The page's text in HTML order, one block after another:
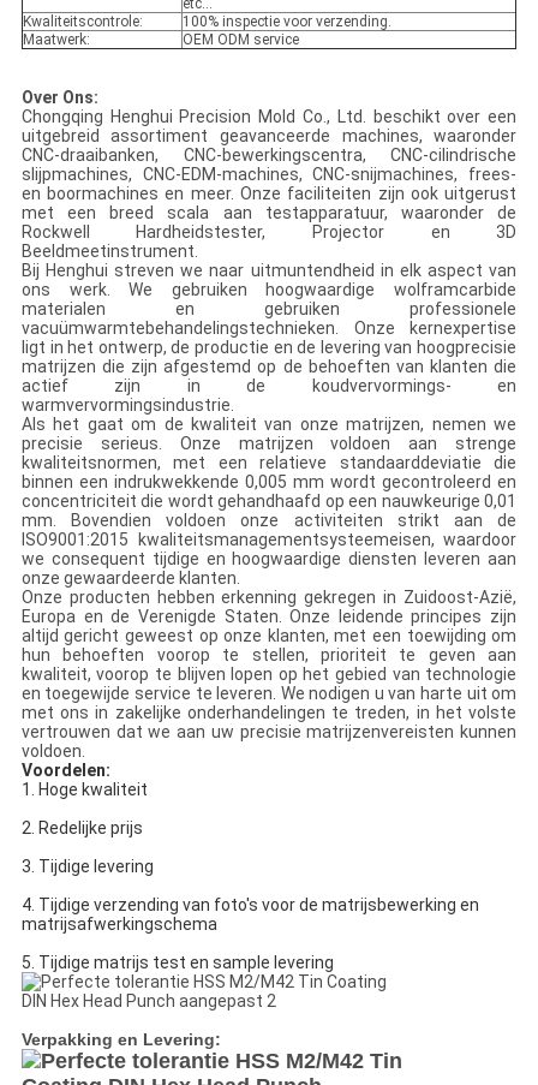
etc...
Kwaliteitscontrole:
100% inspectie voor verzending.
Maatwerk:
OEM ODM service
Over Ons:
Chongqing Henghui Precision Mold Co., Ltd. beschikt over een
uitgebreid assortiment geavanceerde machines, waaronder
CNC-draaibanken, CNC-bewerkingscentra, CNC-cilindrische
slijpmachines, CNC-EDM-machines, CNC-snijmachines, frees-
en boormachines en meer. Onze faciliteiten zijn ook uitgerust
met een breed scala aan testapparatuur, waaronder de
Rockwell Hardheidstester, Projector en 3D
Beeldmeetinstrument.
Bij Henghui streven we naar uitmuntendheid in elk aspect van
ons werk. We gebruiken hoogwaardige wolframcarbide
materialen en gebruiken professionele
vacuümwarmtebehandelingstechnieken. Onze kernexpertise
ligt in het ontwerp, de productie en de levering van hoogprecisie
matrijzen die zijn afgestemd op de behoeften van klanten die
actief zijn in de koudvervormings- en
warmvervormingsindustrie.
Als het gaat om de kwaliteit van onze matrijzen, nemen we
precisie serieus. Onze matrijzen voldoen aan strenge
kwaliteitsnormen, met een relatieve standaarddeviatie die
binnen een indrukwekkende 0,005 mm wordt gecontroleerd en
concentriciteit die wordt gehandhaafd op een nauwkeurige 0,01
mm. Bovendien voldoen onze activiteiten strikt aan de
ISO9001:2015 kwaliteitsmanagementsysteemeisen, waardoor
we consequent tijdige en hoogwaardige diensten leveren aan
onze gewaardeerde klanten.
Onze producten hebben erkenning gekregen in Zuidoost-Azië,
Europa en de Verenigde Staten. Onze leidende principes zijn
altijd gericht geweest op onze klanten, met een toewijding om
hun behoeften voorop te stellen, prioriteit te geven aan
kwaliteit, voorop te blijven lopen op het gebied van technologie
en toegewijde service te leveren. We nodigen u van harte uit om
met ons in zakelijke onderhandelingen te treden, in het volste
vertrouwen dat we aan uw precisie matrijzenvereisten kunnen
voldoen.
Voordelen:
1. Hoge kwaliteit
2. Redelijke prijs
3. Tijdige levering
4. Tijdige verzending van foto's voor de matrijsbewerking en
matrijsafwerkingschema
5. Tijdige matrijs test en sample levering
Verpakking en Levering: